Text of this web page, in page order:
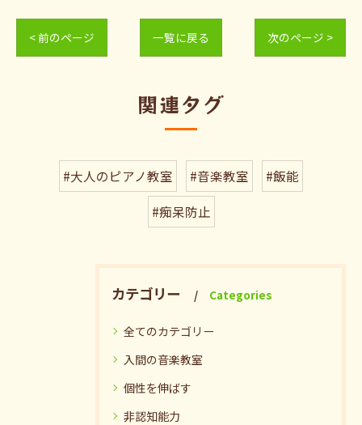
< 前のページ 一覧に戻る 次のページ >
関連タグ
#大人のピアノ教室 #音楽教室
#飯能
#痴呆防止
カテゴリー Categories
全てのカテゴリー
入間の音楽教室
個性を伸ばす
非認知能力